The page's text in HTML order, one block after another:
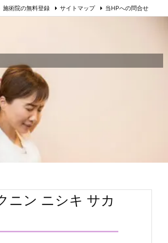
施術院の無料登録 サイトマップ 当HPへの問合せ
ニン ニシキ サカ